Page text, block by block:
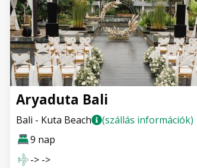
Aryaduta Bali
Bali - Kuta Beach
(szállás információk)
9 nap
-> ->